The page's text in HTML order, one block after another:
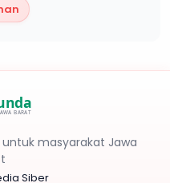
BARAT
masyarakat Jawa
Siber